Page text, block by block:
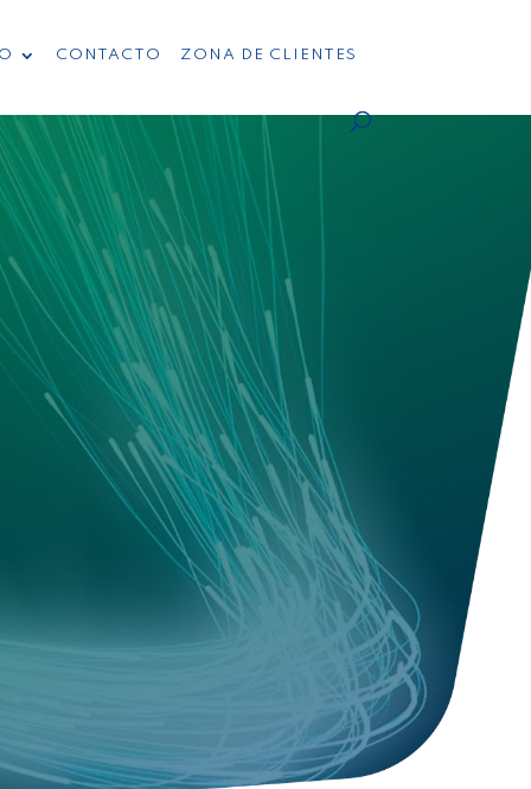
CONTACTO ZONA DE CLIENTES